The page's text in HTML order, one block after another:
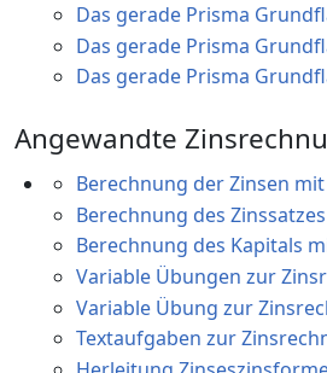
Das gerade Prisma
Das gerade Prisma
Das gerade Prisma
Angewandte
Berechnung der Zinsen
Berechnung des
Berechnung des Kapitals
Variable Übungen zur
Variable Übung zur
Textaufgaben zur